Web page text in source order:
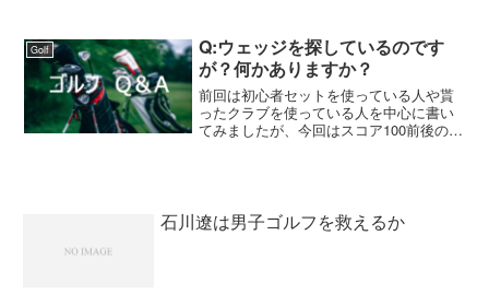
系もアベレージ系も“本気仕様”タイトリス
トTシリーズ...
Golf
Q:ウェッジを探しているのです
が？何かありますか？
前回は初心者セットを使っている人や貰
ったクラブを使っている人を中心に書い
てみましたが、今回はスコア100前後の人
石川遼は男子ゴルフを救えるか